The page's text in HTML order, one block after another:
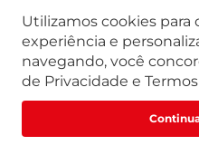
Utilizamos cookies para
experiência e
navegando, você
de Privacidade e